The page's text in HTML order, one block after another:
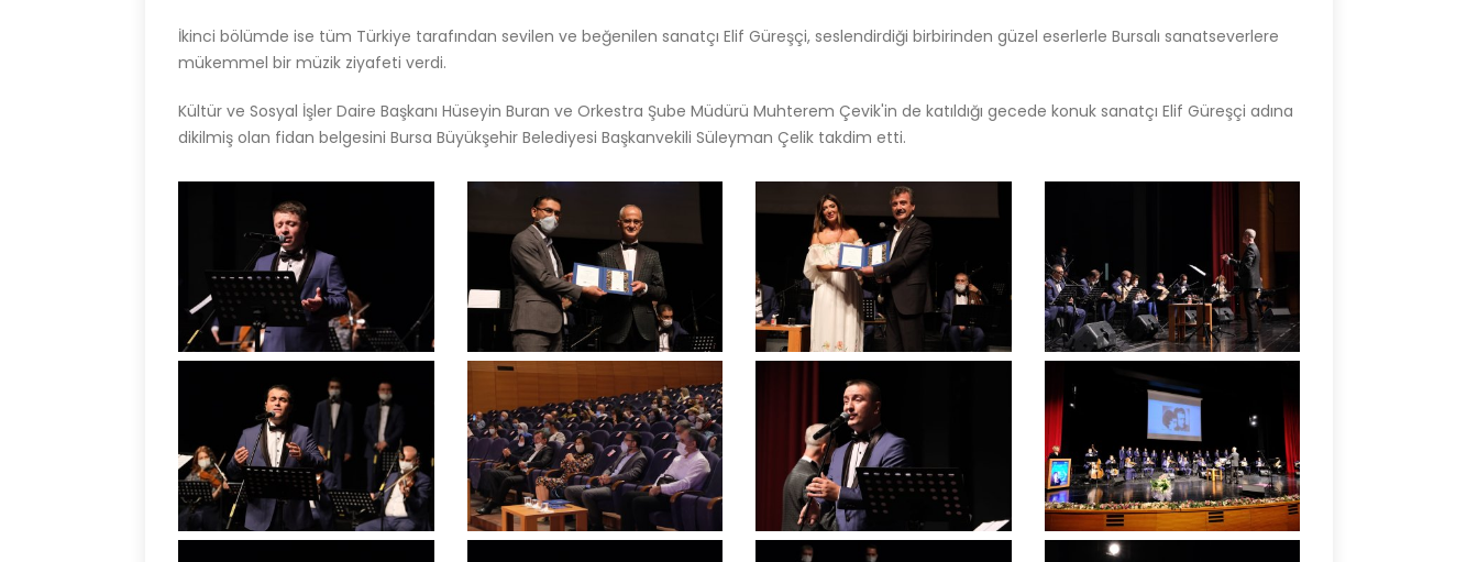
İkinci bölümde ise tüm Türkiye tarafından sevilen ve beğenilen sanatçı Elif Güreşçi, seslendirdiği birbirinden güzel eserlerle Bursalı sanatseverlere
mükemmel bir müzik ziyafeti verdi.
Kültür ve Sosyal İşler Daire Başkanı Hüseyin Buran ve Orkestra Şube Müdürü Muhterem Çevik'in de katıldığı gecede konuk sanatçı Elif Güreşçi adına
dikilmiş olan fidan belgesini Bursa Büyükşehir Belediyesi Başkanvekili Süleyman Çelik takdim etti.